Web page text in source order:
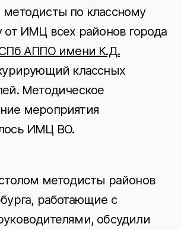
по классному
от ИМЦ всех районов города
АППО имени К.Д.
классных
Методическое
мероприятия
ИМЦ ВО.
методисты районов
работающие с
обсудили